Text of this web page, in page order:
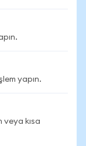
yapın.
kısa